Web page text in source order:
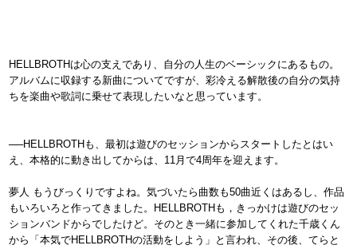
HELLBROTHは心の支えであり、自分の人生のベーシックにあるもの。
アルバムに収録する新曲についてですが、彩冷える解散後の自分の気持
ちを楽曲や歌詞に乗せて表現したいなと思っています。
──HELLBROTHも、最初は遊びのセッションからスタートしたとはい
え、本格的に動き出してからは、11月で4周年を迎えます。
夢人 もうびっくりですよね。気づいたら曲数も50曲近くはあるし、作品
もいろいろと作ってきました。HELLBROTHも，きっかけは遊びのセッ
ションバンドからでしたけど。そのとき一緒に参加してくれた千歳くん
から「本気でHELLBROTHの活動をしよう」と言われ、その後、てらと